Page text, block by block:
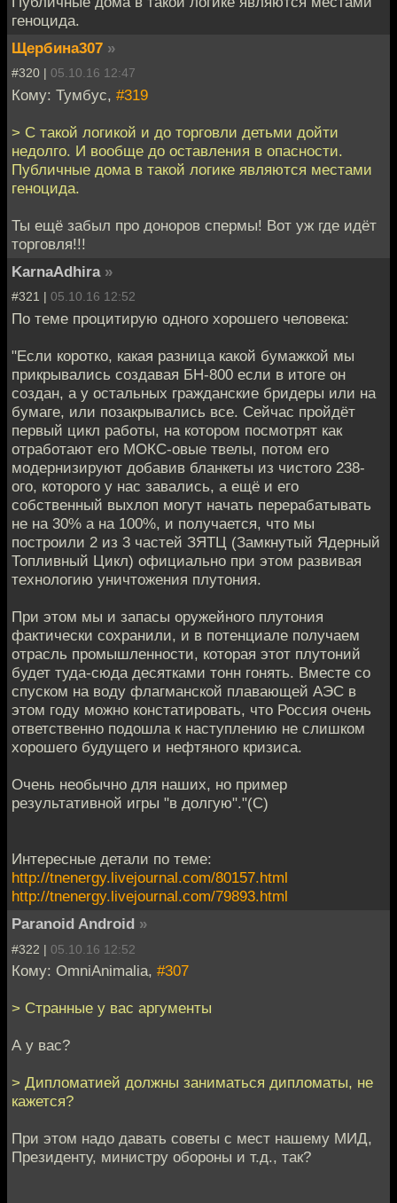
геноцида.
Щербина307 »
#320 | 05.10.16 12:47
Кому: Тумбус, #319
> С такой логикой и до торговли детьми дойти
недолго. И вообще до оставления в опасности.
Публичные дома в такой логике являются местами
геноцида.
Ты ещё забыл про доноров спермы! Вот уж где идёт
торговля!!!
KarnaAdhira »
#321 | 05.10.16 12:52
По теме процитирую одного хорошего человека:
"Если коротко, какая разница какой бумажкой мы
прикрывались создавая БН-800 если в итоге он
создан, а у остальных гражданские бридеры или на
бумаге, или позакрывались все. Сейчас пройдёт
первый цикл работы, на котором посмотрят как
отработают его МОКС-овые твелы, потом его
модернизируют добавив бланкеты из чистого 238-
ого, которого у нас завались, а ещё и его
собственный выхлоп могут начать перерабатывать
не на 30% а на 100%, и получается, что мы
построили 2 из 3 частей ЗЯТЦ (Замкнутый Ядерный
Топливный Цикл) официально при этом развивая
технологию уничтожения плутония.
При этом мы и запасы оружейного плутония
фактически сохранили, и в потенциале получаем
отрасль промышленности, которая этот плутоний
будет туда-сюда десятками тонн гонять. Вместе со
спуском на воду флагманской плавающей АЭС в
этом году можно констатировать, что Россия очень
ответственно подошла к наступлению не слишком
хорошего будущего и нефтяного кризиса.
Очень необычно для наших, но пример
результативной игры "в долгую"."(С)
Интересные детали по теме:
http://tnenergy.livejournal.com/80157.html
http://tnenergy.livejournal.com/79893.html
Paranoid Android »
#322 | 05.10.16 12:52
Кому: OmniAnimalia, #307
> Странные у вас аргументы
А у вас?
> Дипломатией должны заниматься дипломаты, не
кажется?
При этом надо давать советы с мест нашему МИД,
Президенту, министру обороны и т.д., так?